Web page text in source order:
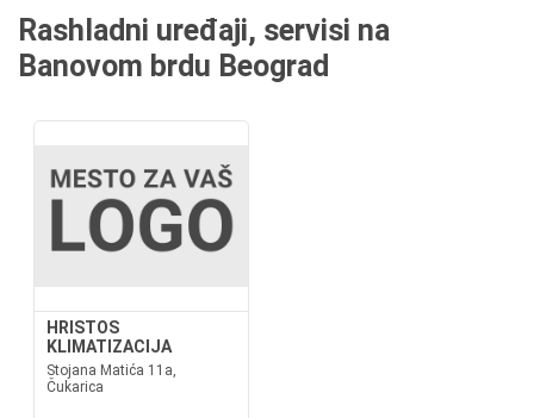
Rashladni uređaji, servisi na
Banovom brdu Beograd
HRISTOS
KLIMATIZACIJA
Stojana Matića 11a,
Čukarica